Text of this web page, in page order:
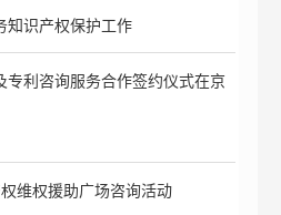
知识产权保护工作
利咨询服务合作签约仪式在京
维权援助广场咨询活动